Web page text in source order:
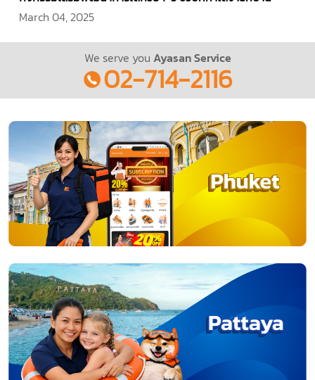
March 04, 2025
We serve you Ayasan Service
02-714-2116